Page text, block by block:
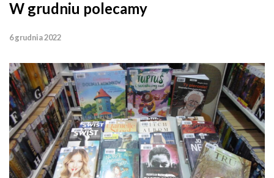
W grudniu polecamy
6 grudnia 2022